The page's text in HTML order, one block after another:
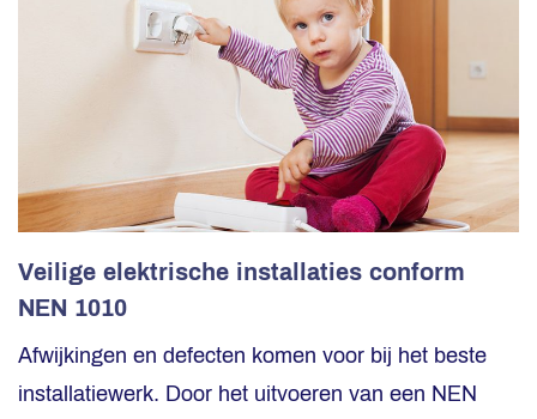
Veilige elektrische installaties conform
NEN 1010
Afwijkingen en defecten komen voor bij het beste
installatiewerk. Door het uitvoeren van een NEN